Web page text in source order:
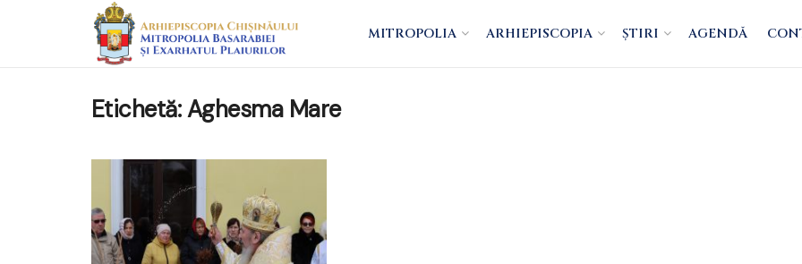
MITROPOLIA ARHIEPISCOPIA ȘTIRI AGENDĂ
Etichetă:Aghesma Mare